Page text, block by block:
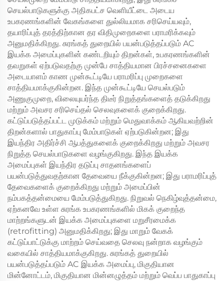
செயல்பாடுகளுக்கு அதிகபட்ச வெளியீட்டை அடைய
உபகரணங்களின் வேகங்களை துல்லியமாக சரிசெய்யவும்,
தயாரிப்புத் தரத்திற்கான தர விதிமுறைகளை பராமரிக்கவும்
அனுமதிக்கிறது. சுரங்கத் துறையில் பயன்படுத்தப்படும் AC
இயக்க அமைப்புகளின் கண்டறியும் திறன்கள், உபகரணங்களின்
தவறுகள் ஏற்படுவதற்கு முன்பே சாத்தியமான பிரச்சனைகளை
அடையாளம் காண முன்கூட்டியே பராமரிப்பு முறைகளை
சாத்தியமாக்குகின்றன. இந்த முன்கூட்டியே செயல்படும்
அணுகுமுறை, விலையுயர்ந்த திடீர் நிறுத்தங்களைத் தடுக்கிறது
மற்றும் அவசர சரிசெய்தல் செலவுகளைக் குறைக்கிறது.
கட்டுப்படுத்தப்பட்ட முடுக்கம் மற்றும் மெதுவாக்கம் ஆகியவற்றின்
திறன்களால் பாதுகாப்பு மேம்பாடுகள் ஏற்படுகின்றன; இது
இயந்திர அதிர்ச்சி ஆபத்துகளைக் குறைக்கிறது மற்றும் அவசர
நிறுத்த செயல்பாடுகளை வழங்குகிறது. இந்த இயக்க
அமைப்புகள் இயந்திர தடுப்பு சாதனங்களைப்
பயன்படுத்துவதற்கான தேவையை நீக்குகின்றன; இது பராமரிப்புத்
தேவைகளைக் குறைக்கிறது மற்றும் அமைப்பின்
நம்பகத்தன்மையை மேம்படுத்துகிறது. நிறுவல் நெகிழ்வுத்தன்மை,
ஏற்கனவே உள்ள சுரங்க உபகரணங்களில் மிகக் குறைந்த
மாற்றங்களுடன் இயக்க அமைப்புகளை மறுசீரமைக்க
(retrofitting) அனுமதிக்கிறது; இது மாறும் வேகக்
கட்டுப்பாட்டுக்கு மாற்றம் செய்வதை செலவு நன்றாக வழங்கும்
வகையில் சாத்தியமாக்குகிறது. சுரங்கத் துறையில்
பயன்படுத்தப்படும் AC இயக்க அமைப்பு, மிகுதியான
மின்னோட்டம், மிகுதியான மின்னழுத்தம் மற்றும் வெப்ப பாதுகாப்பு